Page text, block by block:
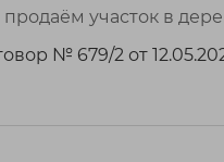
участок в
№ 679/2 от